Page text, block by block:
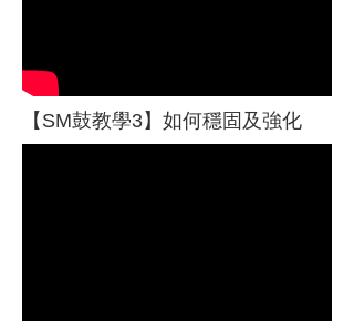
【SM鼓教學3】如何穩固及強化